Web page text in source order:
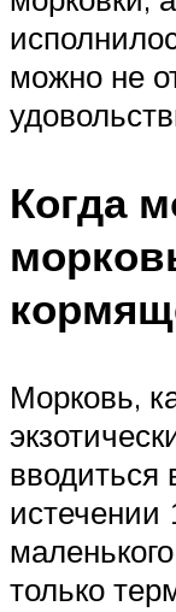
можно не
Когда
Морковь,
вводиться
истечении
только